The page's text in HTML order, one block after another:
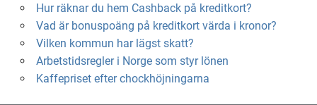
Hur räknar du hem Cashback på kreditkort?
Vad är bonuspoäng på kreditkort värda i kronor?
Vilken kommun har lägst skatt?
Arbetstidsregler i Norge som styr lönen
Kaffepriset efter chockhöjningarna